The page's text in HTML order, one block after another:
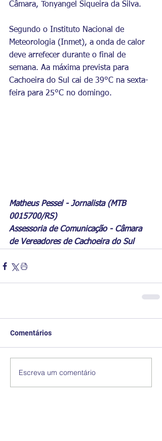
Câmara, Tonyangel Siqueira da Silva.
Segundo o Instituto Nacional de
Meteorologia (Inmet), a onda de calor
deve arrefecer durante o final de
semana. Aa máxima prevista para
Cachoeira do Sul cai de 39°C na sexta-
feira para 25°C no domingo.
Matheus Pessel - Jornalista (MTB
0015700/RS)
Assessoria de Comunicação - Câmara
de Vereadores de Cachoeira do Sul
Comentários
Escreva um comentário